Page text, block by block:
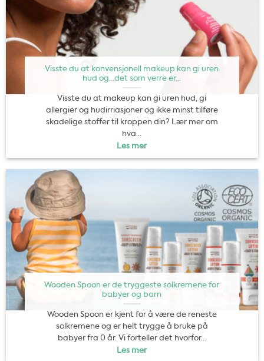
Visste du at konvensjonell makeup kan gi uren
hud og…det som verre er…
Visste du at makeup kan gi uren hud, gi
allergier og hudirriasjoner og ikke minst tilføre
skadelige stoffer til kroppen din? Lær mer om
hva...
Les mer
Wooden Spoon er de tryggeste solkremene for
babyer og barn
Wooden Spoon er kjent for å være de reneste
solkremene og er helt trygge å bruke på
babyer fra 0 år. Vi forteller det hvorfor...
Les mer